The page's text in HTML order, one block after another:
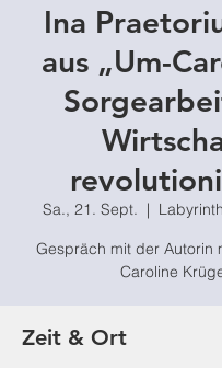
Ina
aus „Um-
Sa., 21. Sept.
  |
Gespräch mit der Autorin
Caroline
Zeit & Ort